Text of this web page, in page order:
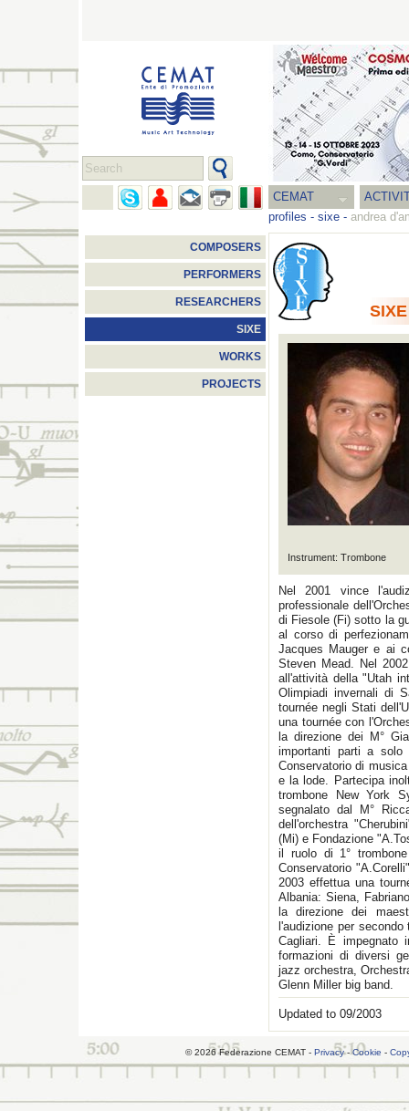
CEMAT
profiles - sixe - andrea
COMPOSERS
PERFORMERS
RESEARCHERS
SIXE
WORKS
PROJECTS
SIXE
Instrument: Trombone
Nel 2001 vince
professionale
di Fiesole (Fi) sotto la
al corso di
Jacques Mauger e ai
Steven Mead. Nel
all'attività della "Utah
Olimpiadi invernali di
tournée negli Stati
una tournée con
la direzione dei M°
importanti parti a solo
Conservatorio di
e la lode. Partecipa
trombone New York
segnalato dal M°
dell'orchestra
(Mi) e Fondazione
il ruolo di 1°
Conservatorio
2003 effettua una
Albania: Siena,
la direzione dei
l'audizione per
Cagliari. È impegnato
formazioni di diversi
jazz orchestra,
Glenn Miller big band.
Updated to 09/2003
© 2026 Federazione CEMAT - Privacy- Cookie -